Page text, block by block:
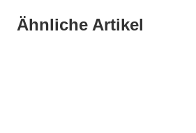
Ähnliche Artikel
War die Fußball-WM 2026 für Ihren
21. Juli 2026
Stipendium für Nachwuchstalent in